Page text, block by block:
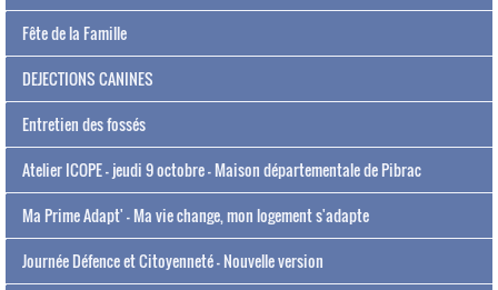
Fête de la Famille
DEJECTIONS CANINES
Entretien des fossés
Atelier ICOPE - jeudi 9 octobre - Maison départementale de Pibrac
Ma Prime Adapt' - Ma vie change, mon logement s'adapte
Journée Défence et Citoyenneté - Nouvelle version